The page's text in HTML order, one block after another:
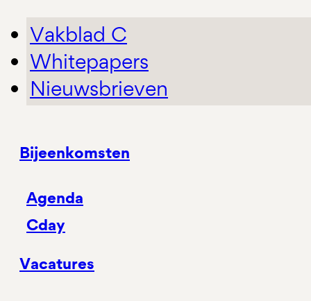
Vakblad C
Whitepapers
Nieuwsbrieven
Bijeenkomsten
Agenda
Cday
Vacatures